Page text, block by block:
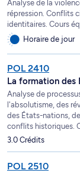
Analyse de la
répression. Conflits
identitaires. Cours
Horaire de jour
POL 2410
La formation des
Analyse de
l'absolutisme, des
des États-nations,
conflits historiques.
3.0 Crédits
POL 2510